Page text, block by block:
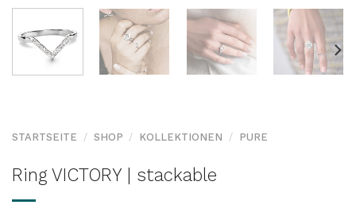
STARTSEITE / SHOP / KOLLEKTIONEN / PURE
Ring VICTORY | stackable